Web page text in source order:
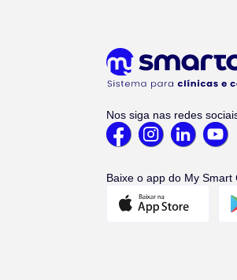
Nos siga nas redes
Baixe o app do My Smart